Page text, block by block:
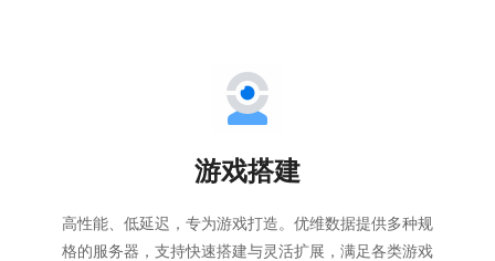
游戏搭建
高性能、低延迟，专为游戏打造。优维数据提供多种规
格的服务器，支持快速搭建与灵活扩展，满足各类游戏